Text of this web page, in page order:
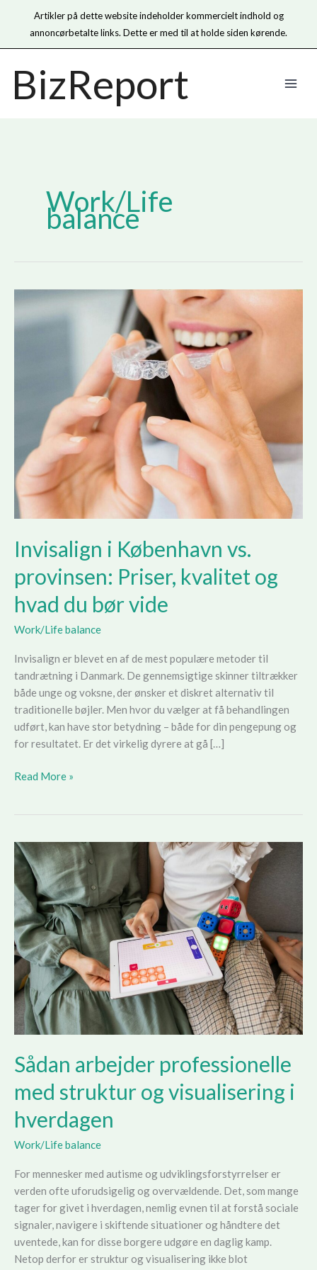
Artikler på dette website indeholder kommercielt indhold og
annoncørbetalte links. Dette er med til at holde siden kørende.
indholdet
BizReport
Work/Life
balance
Invisalign i København vs.
provinsen: Priser, kvalitet og
hvad du bør vide
Work/Life balance
Invisalign er blevet en af de mest populære metoder til
tandrætning i Danmark. De gennemsigtige skinner tiltrækker
både unge og voksne, der ønsker et diskret alternativ til
traditionelle bøjler. Men hvor du vælger at få behandlingen
udført, kan have stor betydning – både for din pengepung og
for resultatet. Er det virkelig dyrere at gå […]
Invisalign
provinsen:
Priser,
kvalitet
og
hvad
du
bør
vide
Read More »
Sådan arbejder professionelle
med struktur og visualisering i
hverdagen
Work/Life balance
For mennesker med autisme og udviklingsforstyrrelser er
verden ofte uforudsigelig og overvældende. Det, som mange
tager for givet i hverdagen, nemlig evnen til at forstå sociale
signaler, navigere i skiftende situationer og håndtere det
uventede, kan for disse borgere udgøre en daglig kamp.
Netop derfor er struktur og visualisering ikke blot